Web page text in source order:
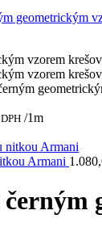
/1m
Armani